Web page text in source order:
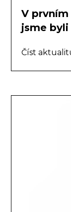
V
jsme
Číst